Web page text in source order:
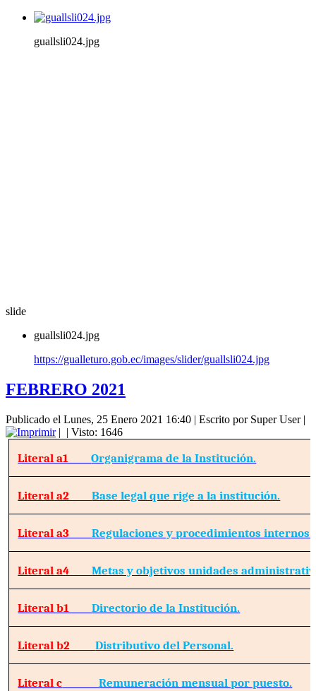
guallsli024.jpg
slide
guallsli024.jpg
https://gualleturo.gob.ec/images/slider/guallsli024.jpg
FEBRERO 2021
Publicado el Lunes, 25 Enero 2021 16:40 | Escrito por Super User|
| | Visto: 1646
Literal a1Organigrama de la Institución.
Literal a2Base legal que rige a la institución.
Literal a3Regulaciones y procedimientos internos.
Literal a4Metas y objetivos unidades
Literal b1Directorio de la Institución.
Literal b2Distributivo del Personal.
Literal c Remuneración mensual por puesto.